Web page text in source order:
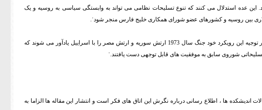
عده استدلال می کنند که تنوع تسلیحات نظامی می تواند به وابستگی سیاسی به روسیه و یک
بین روسیه و کشورهای عضو شورای همکاری خلیج فارس منجر شودˈ.
کارم افزوده است: آنها همچنین در توجیه این رویکرد خود جنگ سال 1973 ارتش سوریه و ارتش مصر را با اسراییل یادآور می شوند که
شوروی سابق به موفقیت های قابل توجهی دست یافتند.ˈ
اندیشکده ها ، اطلاع رسانی درباره نگرش این اتاق های فکر است و انتشار این مقاله ها الزاما به